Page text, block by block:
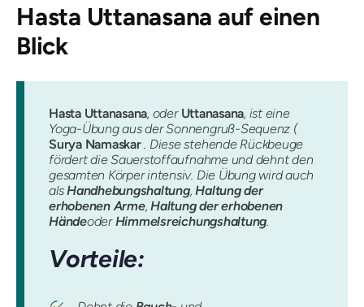
Hasta Uttanasana auf einen
Blick
Hasta Uttanasana, oder Uttanasana, ist eine
Yoga-Übung aus der Sonnengruß-Sequenz (
Surya Namaskar. Diese stehende Rückbeuge
fördert die Sauerstoffaufnahme und dehnt den
gesamten Körper intensiv. Die Übung wird auch
alsHandhebungshaltung,Haltung der
erhobenen Arme,Haltung der erhobenen
HändeoderHimmelsreichungshaltung.
Vorteile: